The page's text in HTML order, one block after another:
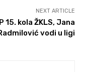
NEXT ARTICLE
15. kola ŽKLS, Jana
vodi u ligi